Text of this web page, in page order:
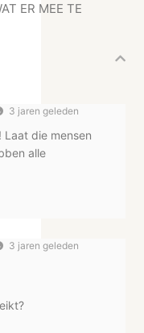
ER MEE TE
3 jaren geleden
die mensen
alle
3 jaren geleden